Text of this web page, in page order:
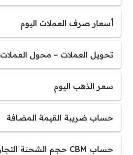
أسعار صرف العملات اليوم
تحويل العملات – محول العملات
سعر الذهب اليوم
حساب ضريبة القيمة المضافة
حساب CBM حجم الشحنة التجارية